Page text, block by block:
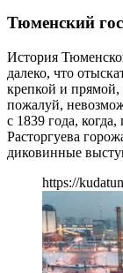
Тюменский
История
далеко, что
крепкой и прямой,
пожалуй,
с 1839 года,
Расторгуева
диковинные
https://